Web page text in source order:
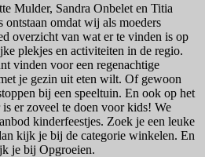
Mulder, Sandra Onbelet en Titia
omdat wij als moeders
overzicht van wat er te vinden is op
plekjes en activiteiten in de regio.
vinden voor een regenachtige
je gezin uit eten wilt. Of gewoon
bij een speeltuin. En ook op het
er zoveel te doen voor kids! We
kinderfeestjes. Zoek je een leuke
kijk je bij de categorie winkelen. En
je bij Opgroeien.